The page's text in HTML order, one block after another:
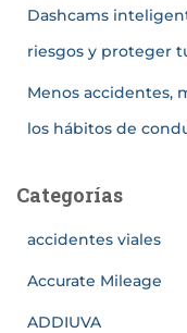
Dashcams
riesgos y proteger
Menos accidentes,
los hábitos de
Categorías
accidentes viales
Accurate Mileage
ADDIUVA